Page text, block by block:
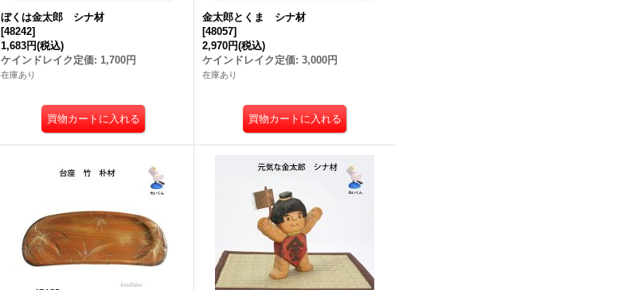
ぼくは金太郎 シナ材
[48242]
1,683円(税込)
ケインドレイク定価: 1,700円
在庫あり
金太郎とくま シナ材
[48057]
2,970円(税込)
ケインドレイク定価: 3,000円
在庫あり